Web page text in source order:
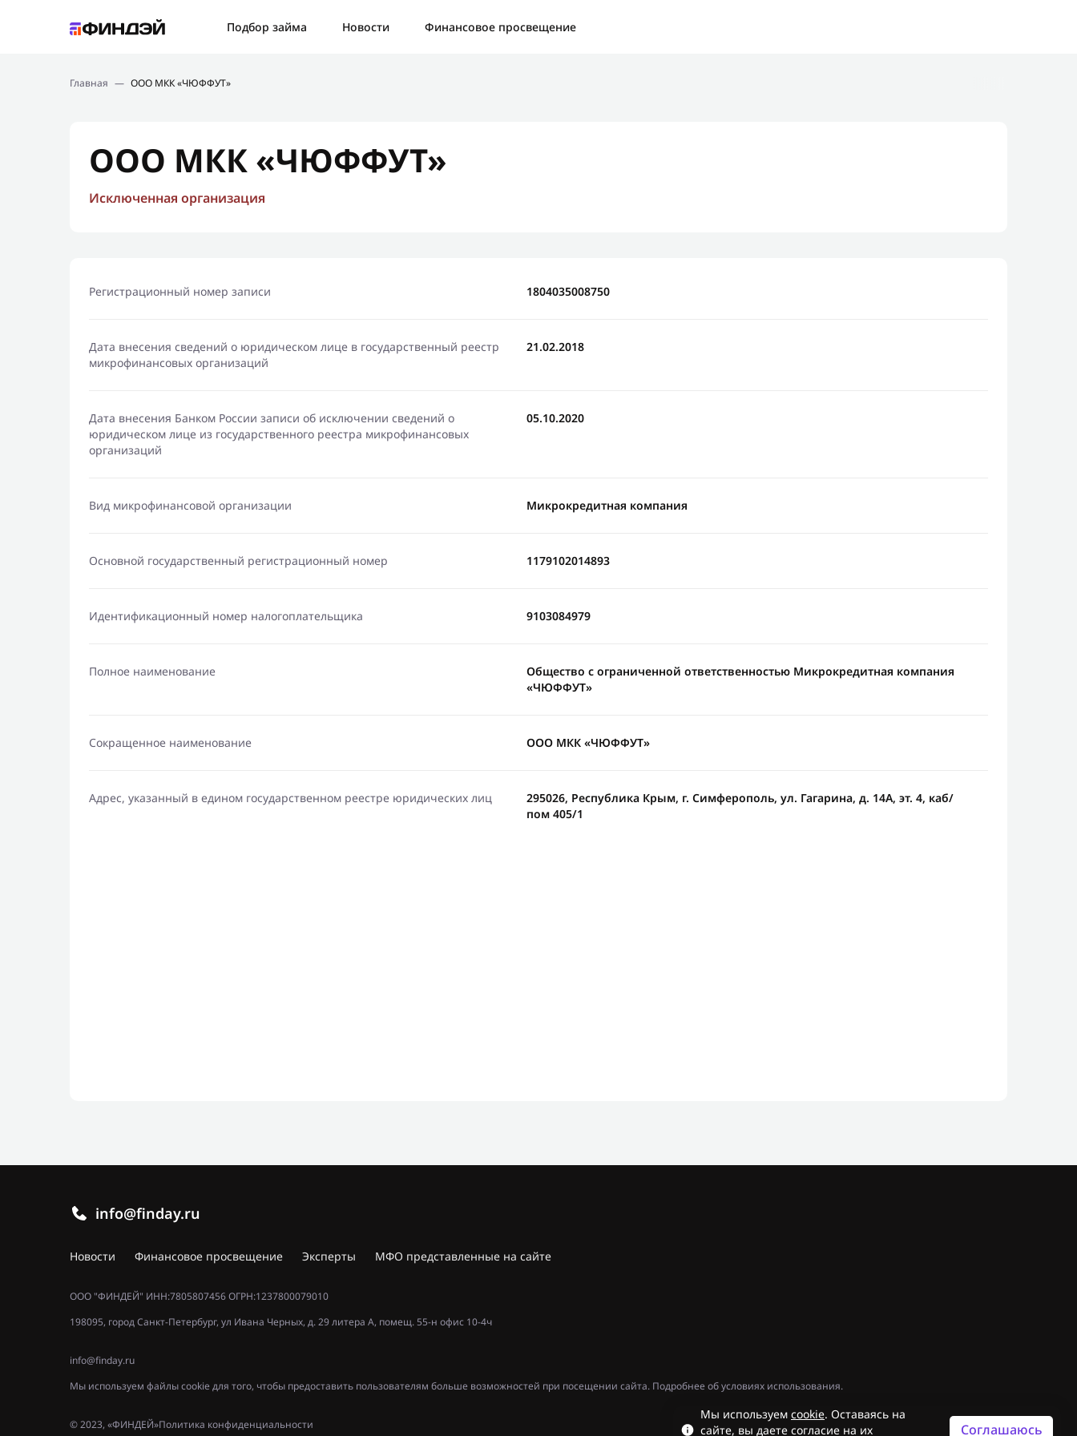
Подбор займа Новости
Финансовое просвещение
Новости
Главная — ООО МКК «ЧЮФФУТ»
ООО МКК «ЧЮФФУТ»
Исключенная организация
Регистрационный номер записи 1804035008750
Дата внесения сведений о юридическом лице в государственный реестр
микрофинансовых организаций
21.02.2018
Дата внесения Банком России записи об исключении сведений о
юридическом лице из государственного реестра микрофинансовых
организаций
05.10.2020
Вид микрофинансовой организации Микрокредитная компания
Основной государственный регистрационный номер 1179102014893
Идентификационный номер налогоплательщика 9103084979
Полное наименование
Общество с ограниченной ответственностью Микрокредитная компания
«ЧЮФФУТ»
Сокращенное наименование ООО МКК «ЧЮФФУТ»
Адрес, указанный в едином государственном реестре юридических лиц
295026, Республика Крым, г. Симферополь, ул. Гагарина, д. 14А, эт. 4, каб/
пом 405/1
info@finday.ru
Новости Финансовое просвещение Эксперты МФО представленные на сайте
ООО "ФИНДЕЙ" ИНН:7805807456 ОГРН:1237800079010
198095, город Санкт-Петербург, ул Ивана Черных, д. 29 литера А, помещ. 55-н офис 10-4ч
info@finday.ru
Мы используем файлы cookie для того, чтобы предоставить пользователям больше возможностей при посещении сайта. Подробнее об условиях использования.
Политика конфиденциальности
© 2023, «ФИНДЕЙ»
Мы используем cookie. Оставаясь на
сайте, вы даете согласие на их
Соглашаюсь
Ошибка: Контактная форма не найдена.